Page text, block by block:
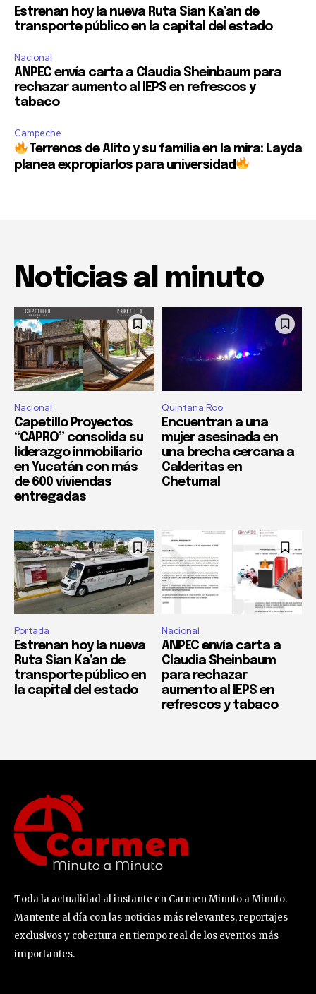
Estrenan hoy la nueva Ruta Sian Ka’an de
transporte público en la capital del estado
Nacional
ANPEC envía carta a Claudia Sheinbaum para
rechazar aumento al IEPS en refrescos y
tabaco
Campeche
Terrenos de Alito y su familia en la mira: Layda
planea expropiarlos para universidad
Noticias al minuto
Nacional
Capetillo Proyectos
“CAPRO” consolida su
liderazgo inmobiliario
en Yucatán con más
de 600 viviendas
entregadas
Quintana Roo
Encuentran a una
mujer asesinada en
una brecha cercana a
Calderitas en
Chetumal
Portada
Estrenan hoy la nueva
Ruta Sian Ka’an de
transporte público en
la capital del estado
Nacional
ANPEC envía carta a
Claudia Sheinbaum
para rechazar
aumento al IEPS en
refrescos y tabaco
Toda la actualidad al instante en Carmen Minuto a Minuto.
Mantente al día con las noticias más relevantes, reportajes
exclusivos y cobertura en tiempo real de los eventos más
importantes.